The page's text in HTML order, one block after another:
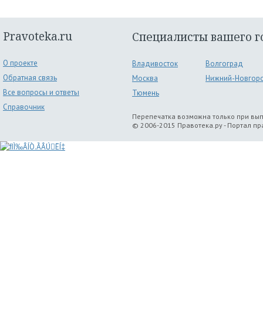
Pravoteka.ru
О проекте
Обратная связь
Все вопросы и ответы
Справочник
Специалисты вашего
Владивосток
Волгоград
Москва
Нижний-
Тюмень
Перепечатка возможна только при
© 2006-2015 Правотека.ру - Портал